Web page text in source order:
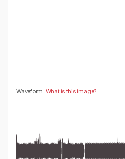
Waveform: What is this image?